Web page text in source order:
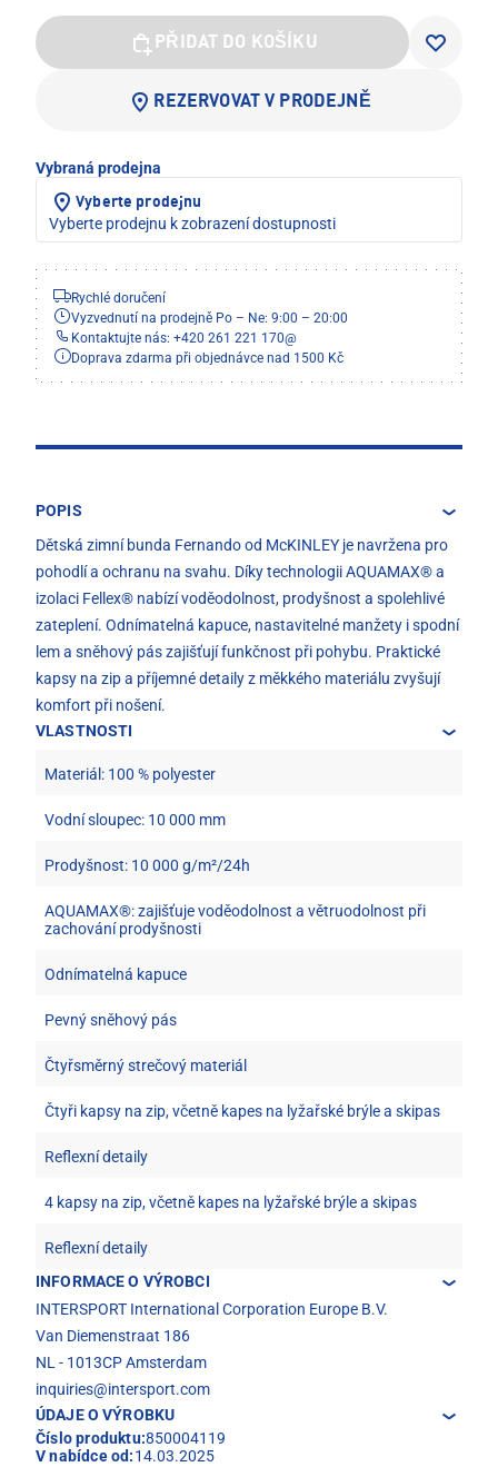
PŘIDAT DO KOŠÍKU
REZERVOVAT V PRODEJNĚ
Vybraná prodejna
Vyberte prodejnu
Vyberte prodejnu k zobrazení dostupnosti
Rychlé doručení
Vyzvednutí na prodejně Po – Ne: 9:00 – 20:00
Kontaktujte nás: +420 261 221 170@
Doprava zdarma při objednávce nad 1500 Kč
POPIS
Dětská zimní bunda Fernando od McKINLEY je navržena pro
pohodlí a ochranu na svahu. Díky technologii AQUAMAX® a
izolaci Fellex® nabízí voděodolnost, prodyšnost a spolehlivé
zateplení. Odnímatelná kapuce, nastavitelné manžety i spodní
lem a sněhový pás zajišťují funkčnost při pohybu. Praktické
kapsy na zip a příjemné detaily z měkkého materiálu zvyšují
komfort při nošení.
VLASTNOSTI
Materiál: 100 % polyester
Vodní sloupec: 10 000 mm
Prodyšnost: 10 000 g/m²/24h
AQUAMAX®: zajišťuje voděodolnost a větruodolnost při
zachování prodyšnosti
Odnímatelná kapuce
Pevný sněhový pás
Čtyřsměrný strečový materiál
Čtyři kapsy na zip, včetně kapes na lyžařské brýle a skipas
Reflexní detaily
4 kapsy na zip, včetně kapes na lyžařské brýle a skipas
Reflexní detaily
INFORMACE O VÝROBCI
INTERSPORT International Corporation Europe B.V.
Van Diemenstraat 186
NL - 1013CP Amsterdam
inquiries@intersport.com
ÚDAJE O VÝROBKU
Číslo produktu:850004119
V nabídce od:14.03.2025